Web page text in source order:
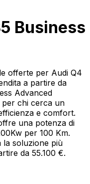
Business
offerte per Audi Q4
a partire da
Advanced
per chi cerca un
e comfort.
una potenza di
per 100 Km.
la soluzione più
da 55.100 €.